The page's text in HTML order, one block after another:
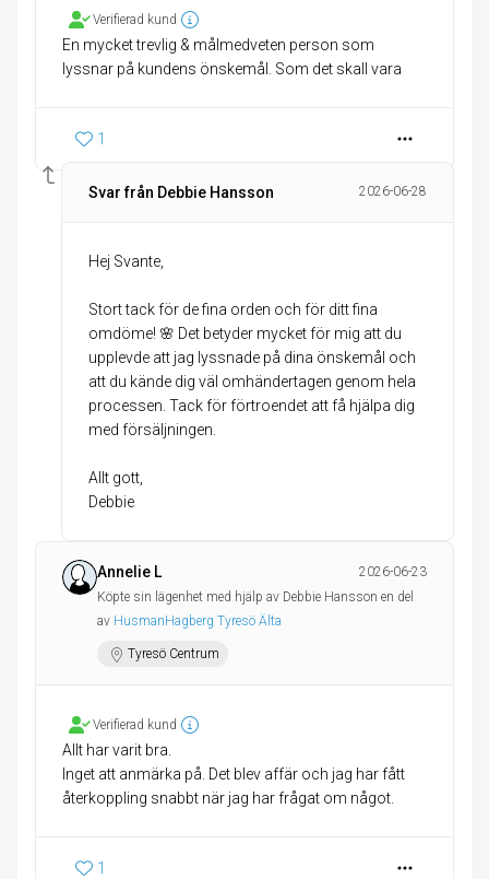
Verifierad kund
En mycket trevlig & målmedveten person som
lyssnar på kundens önskemål. Som det skall vara
1
Svar från Debbie Hansson 2026-06-28
Hej Svante,
Stort tack för de fina orden och för ditt fina
omdöme! 🌸 Det betyder mycket för mig att du
upplevde att jag lyssnade på dina önskemål och
att du kände dig väl omhändertagen genom hela
processen. Tack för förtroendet att få hjälpa dig
med försäljningen.
Allt gott,
Debbie
Annelie L
2026-06-23
Köpte sin lägenhet med hjälp av Debbie Hansson en del
av HusmanHagberg Tyresö Älta
Tyresö Centrum
Verifierad kund
Allt har varit bra.
Inget att anmärka på. Det blev affär och jag har fått
återkoppling snabbt när jag har frågat om något.
1